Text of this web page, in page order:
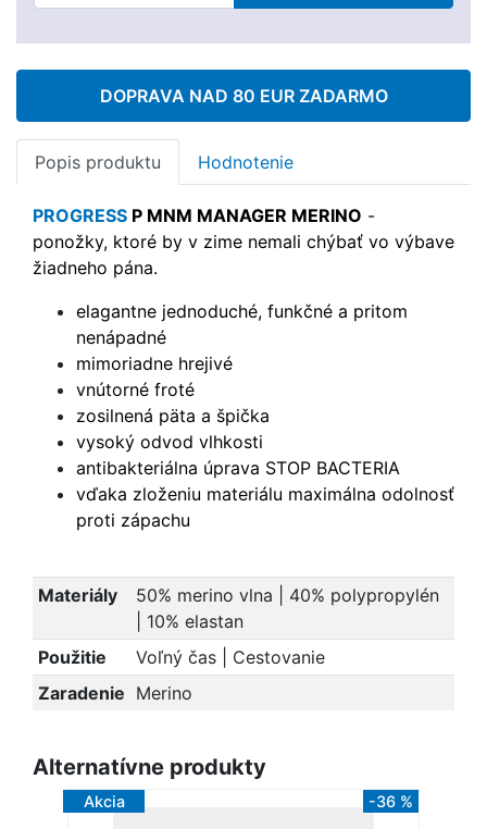
DOPRAVA NAD 80 EUR ZADARMO
Popis produktu Hodnotenie
PROGRESS P MNM MANAGER MERINO -
ponožky, ktoré by v zime nemali chýbať vo výbave
žiadneho pána.
elagantne jednoduché, funkčné a pritom
nenápadné
mimoriadne hrejivé
vnútorné froté
zosilnená päta a špička
vysoký odvod vlhkosti
antibakteriálna úprava STOP BACTERIA
vďaka zloženiu materiálu maximálna odolnosť
proti zápachu
Materiály
50% merino vlna | 40% polypropylén
| 10% elastan
Použitie
Voľný čas | Cestovanie
Zaradenie Merino
Alternatívne produkty
Akcia -36 %